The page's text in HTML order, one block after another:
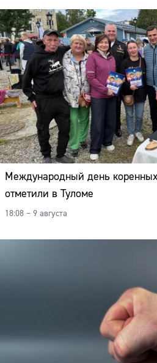
Международный день
отметили в Туломе
18:08 – 9 августа